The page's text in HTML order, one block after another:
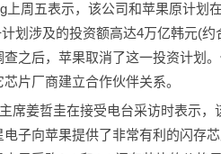
五表示，该公司和苹果原计划在
划涉及的投资额高达4万亿韩元(约
之后，苹果取消了这一投资计划
片厂商建立合作伙伴关系。
姜哲圭在接受电台采访时表示，
子向苹果提供了非常有利的闪存